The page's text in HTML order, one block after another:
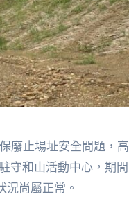
廢止場址安全問題，高
守和山活動中心，期間
尚屬正常。